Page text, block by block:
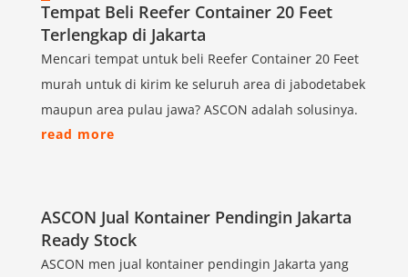
Tempat Beli Reefer Container 20 Feet
Terlengkap di Jakarta
Mencari tempat untuk beli Reefer Container 20 Feet
murah untuk di kirim ke seluruh area di jabodetabek
maupun area pulau jawa? ASCON adalah solusinya.
read more
ASCON Jual Kontainer Pendingin Jakarta
Ready Stock
ASCON men jual kontainer pendingin Jakarta yang